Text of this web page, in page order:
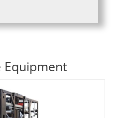
Equipment